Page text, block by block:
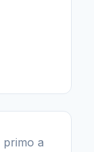
primo a